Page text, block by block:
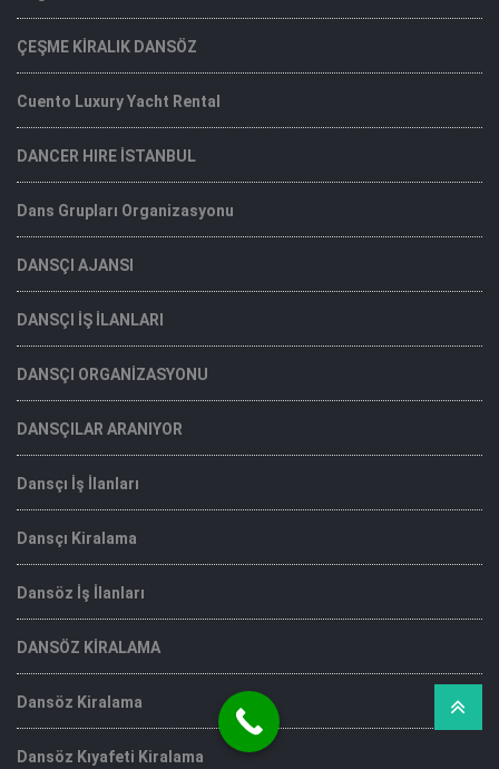
ÇEŞME KİRALIK DANSÖZ
Cuento Luxury Yacht Rental
DANCER HIRE İSTANBUL
Dans Grupları Organizasyonu
DANSÇI AJANSI
DANSÇI İŞ İLANLARI
DANSÇI ORGANİZASYONU
DANSÇILAR ARANIYOR
Dansçı İş İlanları
Dansçı Kiralama
Dansöz İş İlanları
DANSÖZ KİRALAMA
Dansöz Kiralama
Dansöz Kıyafeti Kiralama